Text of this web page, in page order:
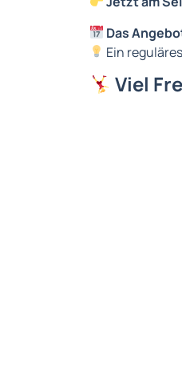
Das
Ein
Viel